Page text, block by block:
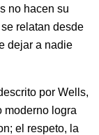
no hacen su
relatan desde
dejar a nadie
por Wells,
moderno logra
el respeto, la